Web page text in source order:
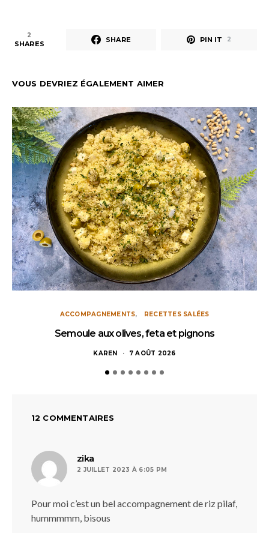
2
SHARES SHARE PIN IT 2
VOUS DEVRIEZ ÉGALEMENT AIMER
ACCOMPAGNEMENTS RECETTES SALÉES
Semoule aux olives, feta et pignons
KAREN 7 AOÛT 2026
12 COMMENTAIRES
zika
2 JUILLET 2023 À 6:05 PM
Pour moi c’est un bel accompagnement de riz pilaf,
hummmmm, bisous